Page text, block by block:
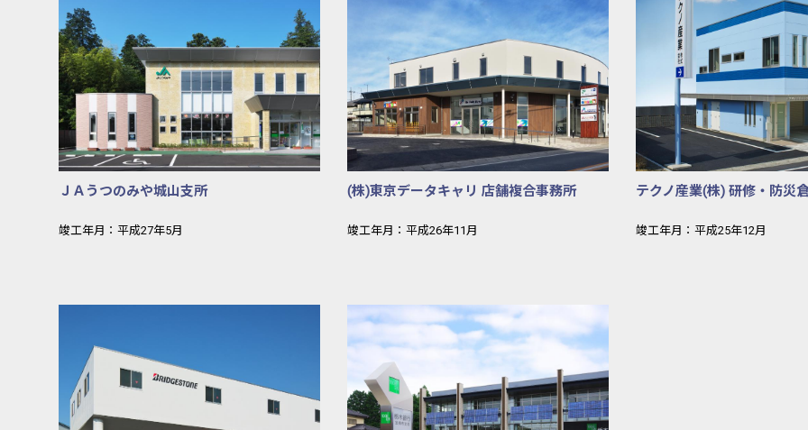
ＪＡうつのみや城山支所
竣工年月：平成27年5月
(株)東京データキャリ 店舗複合事務所
竣工年月：平成26年11月
テクノ産業(株) 研修・防災
竣工年月：平成25年12月
ブリジストンタイヤ栃木販売株式会社 西那須野営業所